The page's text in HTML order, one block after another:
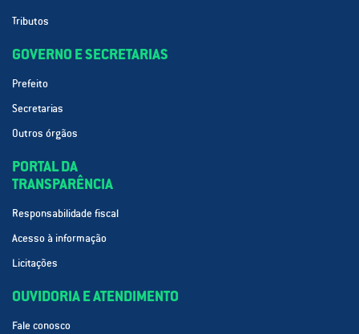
Tributos
GOVERNO E SECRETARIAS
Prefeito
Secretarias
Outros órgãos
PORTAL DA
TRANSPARÊNCIA
Responsabilidade fiscal
Acesso à informação
Licitações
OUVIDORIA E ATENDIMENTO
Fale conosco